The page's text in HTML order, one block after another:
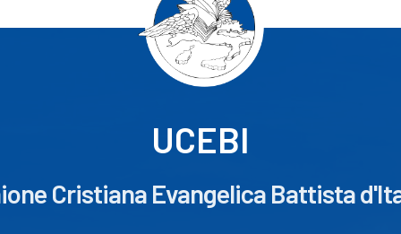
UCEBI
Cristiana Evangelica Battista